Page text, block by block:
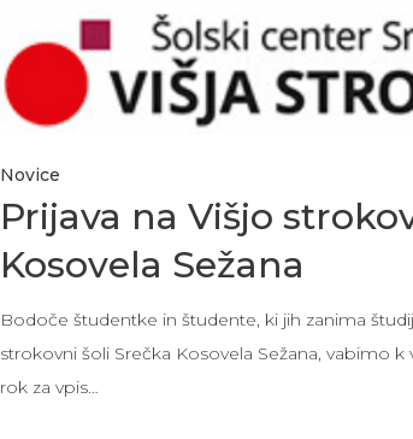
Novice
Prijava na Višjo
Kosovela Sežana
Bodoče študentke in študente, ki jih zanima
strokovni šoli Srečka Kosovela Sežana, vabimo
rok za vpis…